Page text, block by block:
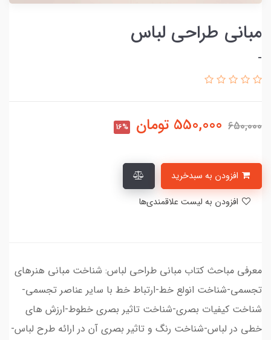
مبانی طراحی لباس
-
650,000
550,000 تومان 16%
معرفی مباحث کتاب مبانی طراحی لباس: شناخت مبانی هنرهای
تجسمی-شناخت انولع خط-ارتباط خط با سایر عناصر تجسمی-
شناخت کیفیات بصری-شناخت تاثیر بصری خطوط-ارزش های
خطی در لباس-شناخت رنگ و تاثیر بصری آن در ارائه طرح لباس-